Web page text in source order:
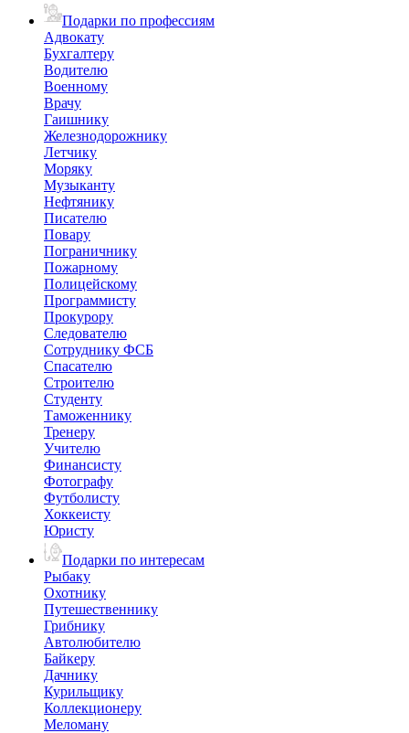
Подарки по профессиям
Адвокату
Бухгалтеру
Водителю
Военному
Врачу
Гаишнику
Железнодорожнику
Летчику
Моряку
Музыканту
Нефтянику
Писателю
Повару
Пограничнику
Пожарному
Полицейскому
Программисту
Прокурору
Следователю
Сотруднику ФСБ
Спасателю
Строителю
Студенту
Таможеннику
Тренеру
Учителю
Финансисту
Фотографу
Футболисту
Хоккеисту
Юристу
Подарки по интересам
Рыбаку
Охотнику
Путешественнику
Грибнику
Автолюбителю
Байкеру
Дачнику
Курильщику
Коллекционеру
Меломану